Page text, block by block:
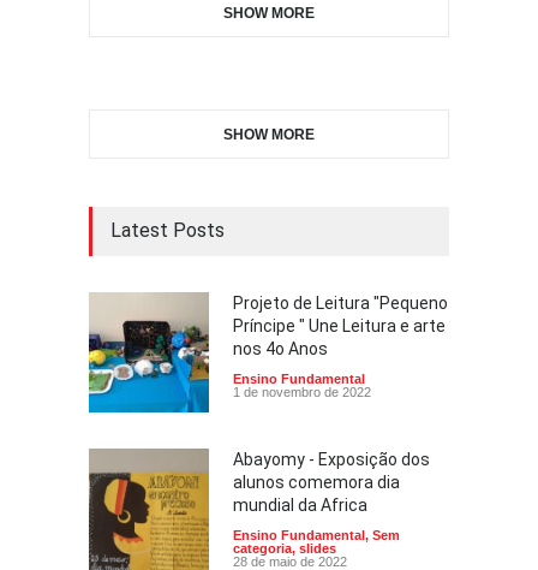
SHOW MORE
SHOW MORE
Latest Posts
Projeto de Leitura "Pequeno
Príncipe " Une Leitura e arte
nos 4o Anos
Ensino Fundamental
1 de novembro de 2022
Abayomy - Exposição dos
alunos comemora dia
mundial da Africa
Ensino Fundamental, Sem
categoria, slides
28 de maio de 2022